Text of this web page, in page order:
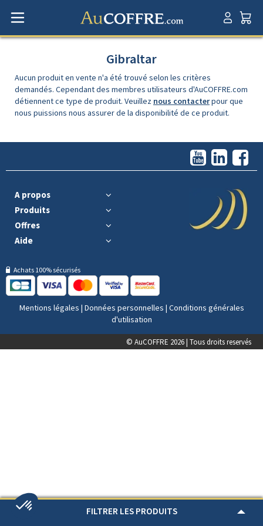
FILTRER LES PRODUITS
Gibraltar
Aucun produit en vente n'a été trouvé selon les critères
demandés. Cependant des membres utilisateurs d'AuCOFFRE.com
détiennent ce type de produit. Veuillez nous contacterpour que
nous puissions nous assurer de la disponibilité de ce produit.
A propos
Produits
Offres
Aide
Achats 100% sécurisés
Mentions légales | Données personnelles | Conditions générales
d'utilisation
© AuCOFFRE 2026 | Tous droits reservés